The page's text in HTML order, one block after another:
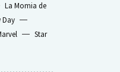
La Momia de
Day
Star